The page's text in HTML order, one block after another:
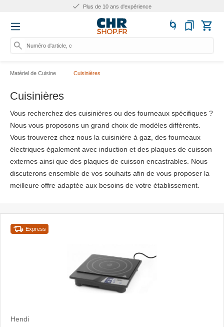
Plus de 10 ans d'expérience
Numéro d'article, catégorie
Matériel de Cuisine Cuisinières
Cuisinières
Vous recherchez des cuisinières ou des fourneaux spécifiques ?
Nous vous proposons un grand choix de modèles différents.
Vous trouverez chez nous la cuisinière à gaz, des fourneaux
électriques également avec induction et des plaques de cuisson
externes ainsi que des plaques de cuisson encastrables. Nous
discuterons ensemble de vos souhaits afin de vous proposer la
meilleure offre adaptée aux besoins de votre établissement.
Express
Hendi